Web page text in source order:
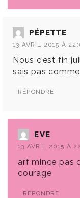
PÉPETTE
13 AVRIL 2015 À
Nous c’est fin
sais pas
RÉPONDRE
EVE
13 AVRIL 2015 À
arf mince pas
courage
RÉPONDRE